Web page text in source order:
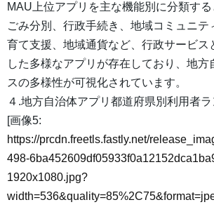
MAU上位アプリを主な機能別に分類する
ごみ分別、行政手続き、地域コミュニテ
育て支援、地域通貨など、行政サービス
した多様なアプリが存在しており、地方
スの多様性が可視化されています。
４.地方自治体アプリ都道府県別利用者
[画像5:
https://prcdn.freetls.fastly.net/
498-
1920x1080.jpg?